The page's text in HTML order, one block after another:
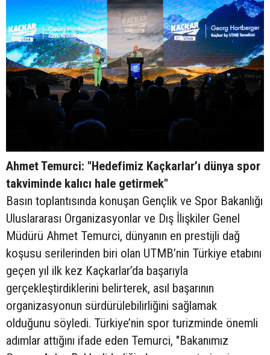
Ahmet Temurci: "Hedefimiz Kaçkarlar’ı dünya spor
takviminde kalıcı hale getirmek"
Basın toplantısında konuşan Gençlik ve Spor Bakanlığı
Uluslararası Organizasyonlar ve Dış İlişkiler Genel
Müdürü Ahmet Temurci, dünyanın en prestijli dağ
koşusu serilerinden biri olan UTMB’nin Türkiye etabını
geçen yıl ilk kez Kaçkarlar’da başarıyla
gerçekleştirdiklerini belirterek, asıl başarının
organizasyonun sürdürülebilirliğini sağlamak
olduğunu söyledi. Türkiye’nin spor turizminde önemli
adımlar attığını ifade eden Temurci, "Bakanımız